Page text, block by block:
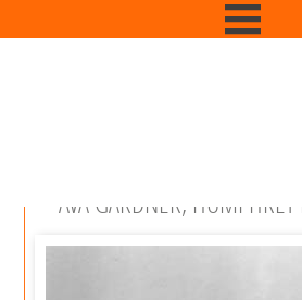
AVA GARDNER,